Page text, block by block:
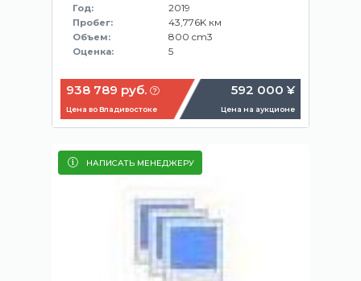
Год: 2019
Пробег: 43,776K км
Объем: 800 cm3
Оценка: 5
938 789 руб.
Цена во Владивостоке
592 000 ¥
Цена на аукционе
НАПИСАТЬ МЕНЕДЖЕРУ